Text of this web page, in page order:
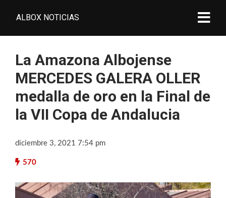
ALBOX NOTICIAS
La Amazona Albojense
MERCEDES GALERA OLLER
medalla de oro en la Final de
la VII Copa de Andalucia
diciembre 3, 2021 7:54 pm
570